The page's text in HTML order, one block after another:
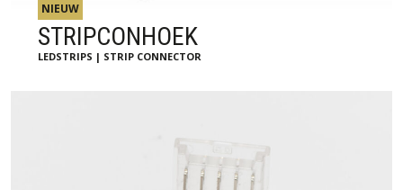
NIEUW
STRIPCONHOEK
LEDSTRIPS | STRIP CONNECTOR